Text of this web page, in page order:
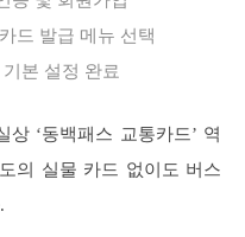
드 발급 메뉴 선택
본 설정 완료
‘동백패스 교통카드’ 역
의 실물 카드 없이도 버스